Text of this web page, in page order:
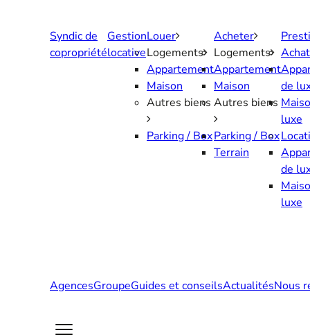
Syndic de
copropriété
Gestion
locative
Louer
Logements
Appartement
Maison
Autres biens
Parking / Box
Acheter
Logements
Appartement
Maison
Autres biens
Parking / Box
Terrain
Achat
de
luxe
de
luxe
AgencesGroupeGuides et conseilsActualitésNous